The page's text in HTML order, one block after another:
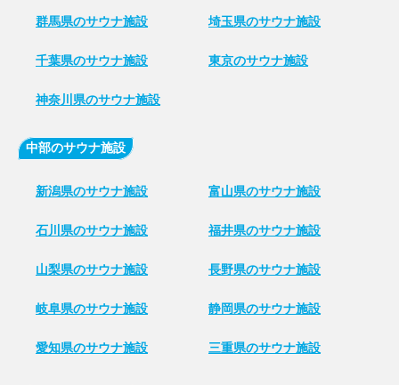
群馬県のサウナ施設 埼玉県のサウナ施設
千葉県のサウナ施設 東京のサウナ施設
神奈川県のサウナ施設
中部のサウナ施設
新潟県のサウナ施設 富山県のサウナ施設
石川県のサウナ施設 福井県のサウナ施設
山梨県のサウナ施設 長野県のサウナ施設
岐阜県のサウナ施設 静岡県のサウナ施設
愛知県のサウナ施設 三重県のサウナ施設